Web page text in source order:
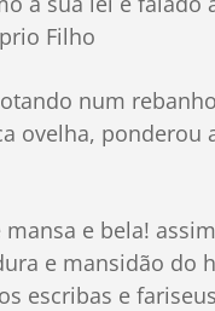
Filho
num
ovelha, ponderou
e bela!
e mansidão do
escribas e fariseus